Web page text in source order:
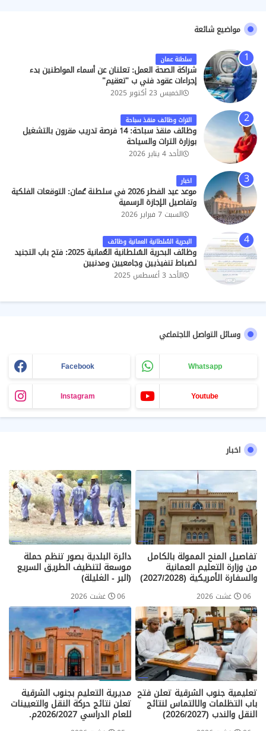
مواضيع شائعة
سلطنة عمان
شراكة الصحة العمل: تعلنان عن أسماء المواطنين بدء
إجراءات عقود فني ب "تعقيم"
الخميس 23 أكتوبر 2025
التراث وظائف منقذ سباحة
وظائف منقذ سباحة: 14 فرصة تدريب مقرون بالتشغيل
بوزارة التراث والسياحة
الأحد 4 يناير 2026
اخبار
موعد عيد الفطر 2026 في سلطنة عُمان: التوقعات الفلكية
وتفاصيل الإجازة الرسمية
السبت 7 فبراير 2026
البحرية السُلطانية العمانية وظائف
وظائف البحرية السُلطانية العُمانية 2025: فتح باب التجنيد
لضباط تنفيذيين وجامعيين ومدنيين
الأحد 3 أغسطس 2025
وسائل التواصل الاجتماعي
Facebook Whatsapp
Instagram Youtube
اخبار
تفاصيل المنح الممولة بالكامل
من وزارة التعليم العمانية
والسفارة الأمريكية (2027/2028)
06 غشت 2026
دائرة البلدية بصور تنظم حملة
موسعة لتنظيف الطريق السريع
(البر - الغليلة)
06 غشت 2026
تعليمية جنوب الشرقية تعلن فتح
باب التظلمات والالتماس لنتائج
النقل والندب (2026/2027)
مديرية التعليم بجنوب الشرقية
تعلن نتائج حركة النقل والتعيينات
للعام الدراسي 2026/2027م.